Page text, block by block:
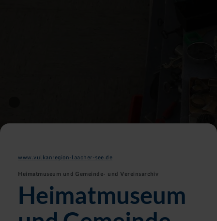
www.vulkanregion-laacher-see.de
Heimatmuseum und Gemeinde- und Vereinsarchiv
Heimatmuseum